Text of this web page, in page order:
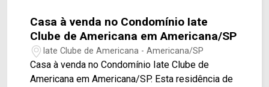
Casa à venda no Condomínio Iate
Clube de Americana em Americana/SP
Iate Clube de Americana - Americana/SP
Casa à venda no Condomínio Iate Clube de
Americana em Americana/SP. Esta residência de